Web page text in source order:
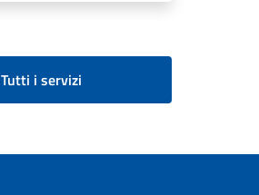
Tutti i servizi